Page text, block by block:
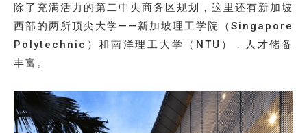
除了充满活力的第二中央商务区规划，这里还有新加坡
西部的两所顶尖大学——新加坡理工学院（Singapore
Polytechnic）和南洋理工大学（NTU），人才储备
丰富。